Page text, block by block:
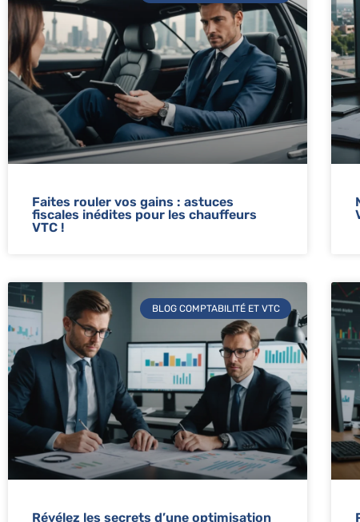
Faites rouler vos gains : astuces
fiscales inédites pour les chauffeurs
VTC !
BLOG COMPTABILITÉ ET VTC
Révélez les secrets d’une optimisation